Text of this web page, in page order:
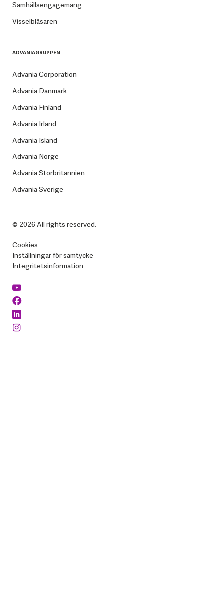
Samhällsengagemang
Visselblåsaren
ADVANIAGRUPPEN
Advania Corporation
Advania Danmark
Advania Finland
Advania Irland
Advania Island
Advania Norge
Advania Storbritannien
Advania Sverige
© 2026 All rights reserved.
Cookies
Inställningar för samtycke
Integritetsinformation